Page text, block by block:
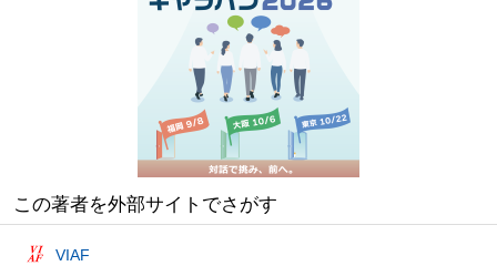
この著者を外部サイトでさがす
VIAF